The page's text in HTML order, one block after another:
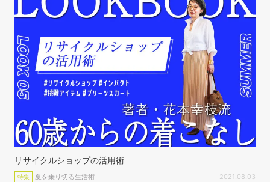
リサイクルショップの活用術
特集 夏を乗り切る生活術 2021.08.03